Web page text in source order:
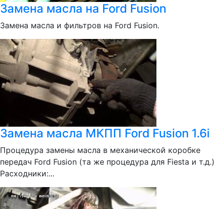
Замена масла на Ford Fusion
Замена масла и фильтров на Ford Fusion.
Замена масла МКПП Ford Fusion 1.6i
Процедура замены масла в механической коробке
передач Ford Fusion (та же процедура для Fiesta и т.д.)
Расходники:...